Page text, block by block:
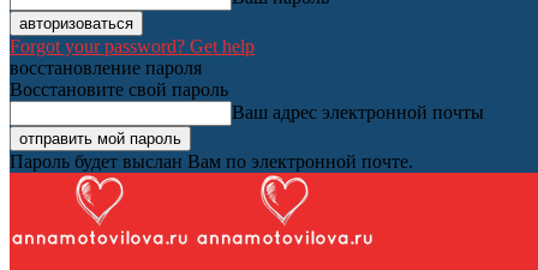
Forgot your password? Get help
восстановление пароля
Восстановите свой пароль
Ваш адрес электронной почты
Пароль будет выслан Вам по электронной почте.